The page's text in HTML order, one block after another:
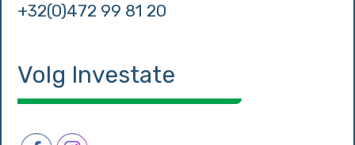
+32(0)472 99 81 20
Volg Investate